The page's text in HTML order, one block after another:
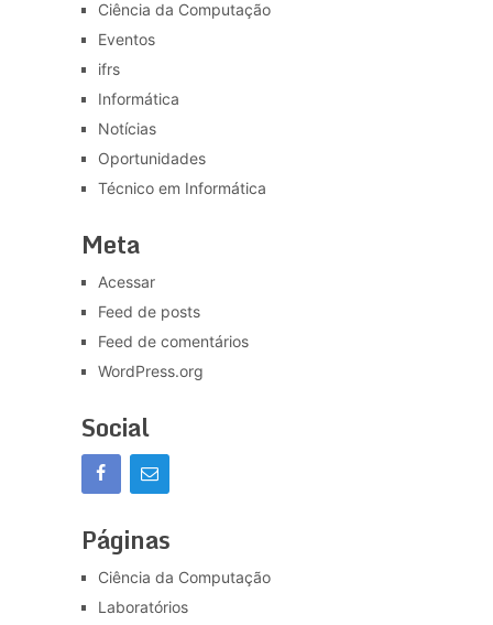
Ciência da Computação
Eventos
ifrs
Informática
Notícias
Oportunidades
Técnico em Informática
Meta
Acessar
Feed de posts
Feed de comentários
WordPress.org
Social
Páginas
Ciência da Computação
Laboratórios